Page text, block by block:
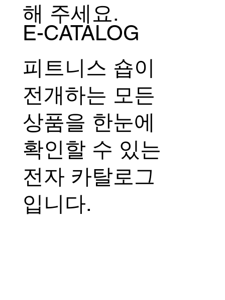
해 주세요.
E-CATALOG
피트니스 숍이
전개하는 모든
상품을 한눈에
확인할 수 있는
전자 카탈로그
입니다.